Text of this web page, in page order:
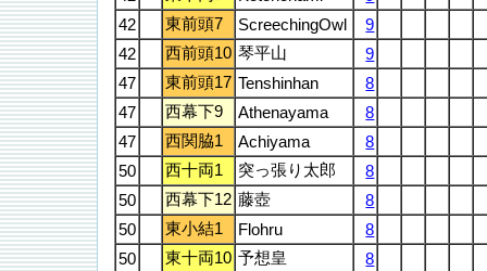
42
東前頭7 ScreechingOwl
9
42
西前頭10 琴平山
9
47
東前頭17 Tenshinhan
8
47
西幕下9 Athenayama
8
47
西関脇1 Achiyama
8
50
西十両1 突っ張り太郎
8
50
西幕下12 藤壺
8
50
東小結1 Flohru
8
50
東十両10 予想皇
8